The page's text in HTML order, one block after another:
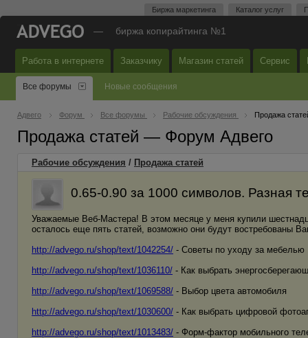
Биржа маркетинга Каталог услуг
— биржа копирайтинга №1
Работа в интернете Заказчику Магазин статей Сервис
Все форумы Новые сообщения
Адвего Форум Все форумы Рабочие обсуждения Продажа
Продажа статей — Форум Адвего
Рабочие обсуждения / Продажа статей
0.65-0.90 за 1000 символов. Разная
Уважаемые Веб-Мастера! В этом месяце у меня купили
осталось еще пять статей, возможно они будут востребованы
http://advego.ru/shop/text/1042254/ - Советы по уходу за мебелью
http://advego.ru/shop/text/1036110/ - Как выбрать
http://advego.ru/shop/text/1069588/ - Выбор цвета автомобиля
http://advego.ru/shop/text/1030600/ - Как выбрать цифровой
http://advego.ru/shop/text/1013483/ - Форм-фактор мобильного